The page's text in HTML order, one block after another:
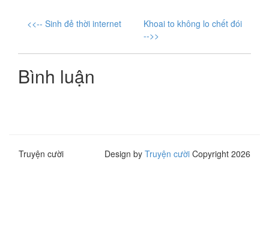
<<-- Sinh đẻ thời internet
Khoai to không lo chết đói
-->>
Bình luận
Truyện cười Design by Truyện cười Copyright 2026